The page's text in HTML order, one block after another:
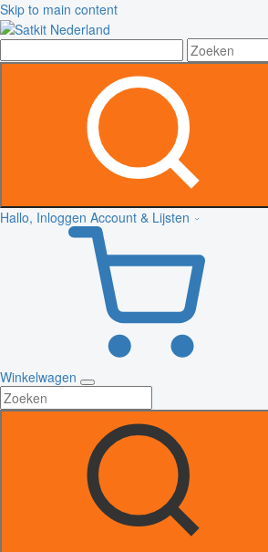
Skip to main content
Hallo, Inloggen Account & Lijsten
Winkelwagen